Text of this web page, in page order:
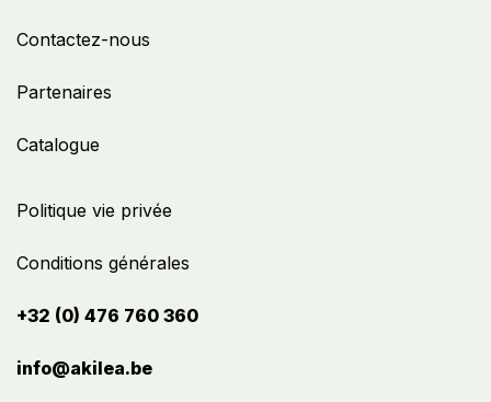
Politique vie privée
Conditions générales
+32 (0) 476 760 360
info@akilea.be​
Contactez-nous
Partenaires
Catalogue